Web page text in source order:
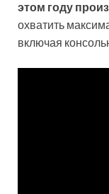
этом году
охватить
включая